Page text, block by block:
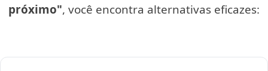
próximo", você encontra alternativas eficazes: